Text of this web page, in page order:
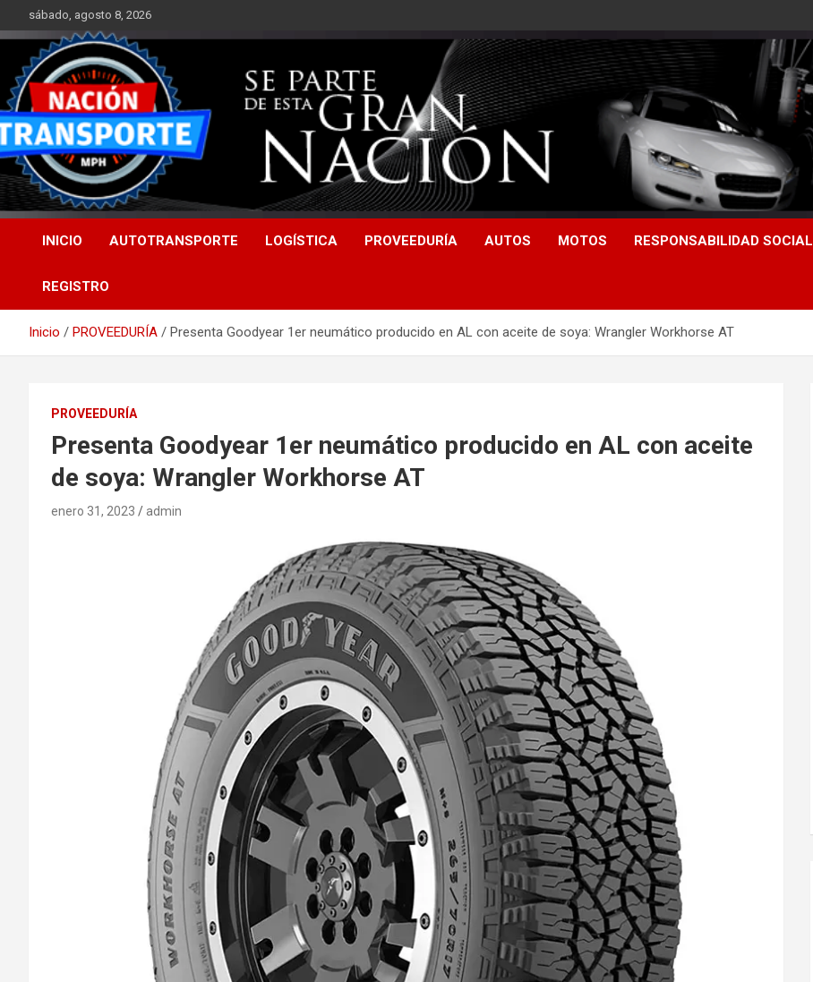
al
contenido
sábado, agosto 8, 2026
INICIO AUTOTRANSPORTE LOGÍSTICA PROVEEDURÍA AUTOS MOTOS RESPONSABILIDAD SOCIAL
REGISTRO
Inicio PROVEEDURÍA Presenta Goodyear 1er neumático producido en AL con aceite de soya: Wrangler Workhorse AT
PROVEEDURÍA
Presenta Goodyear 1er neumático producido en AL con aceite
de soya: Wrangler Workhorse AT
enero 31, 2023 admin